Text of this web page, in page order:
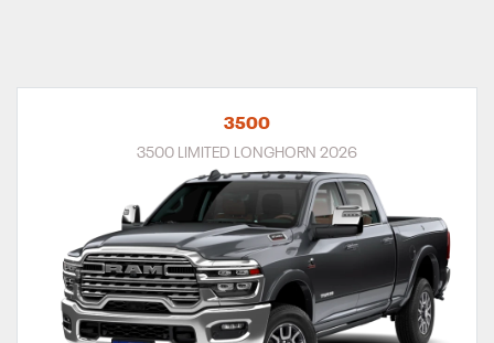
3500
3500 LIMITED LONGHORN 2026